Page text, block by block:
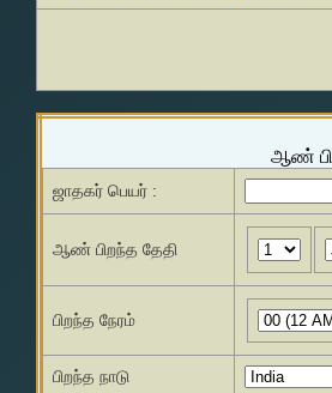
ஆண்
ஜாதகர் பெயர் :
ஆண் பிறந்த தேதி
பிறந்த நேரம்
பிறந்த நாடு